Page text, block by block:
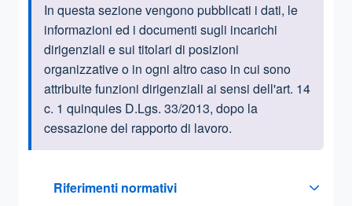
Informazioni introduttive
In questa sezione vengono pubblicati i dati, le
informazioni ed i documenti sugli incarichi
dirigenziali e sui titolari di posizioni
organizzative o in ogni altro caso in cui sono
attribuite funzioni dirigenziali ai sensi dell'art. 14
c. 1 quinquies D.Lgs. 33/2013, dopo la
cessazione del rapporto di lavoro.
Riferimenti normativi
Sezione compressa